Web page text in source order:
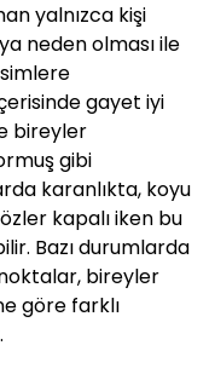
yalnızca kişi
neden olması ile
gayet iyi
bireyler
gibi
karanlıkta, koyu
kapalı iken bu
Bazı durumlarda
bireyler
göre farklı